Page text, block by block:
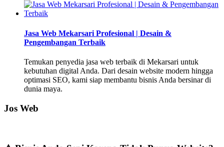
Jasa Web Mekarsari Profesional | Desain &
Pengembangan Terbaik
Temukan penyedia jasa web terbaik di Mekarsari untuk
kebutuhan digital Anda. Dari desain website modern hingga
optimasi SEO, kami siap membantu bisnis Anda bersinar di
dunia maya.
Jos Web